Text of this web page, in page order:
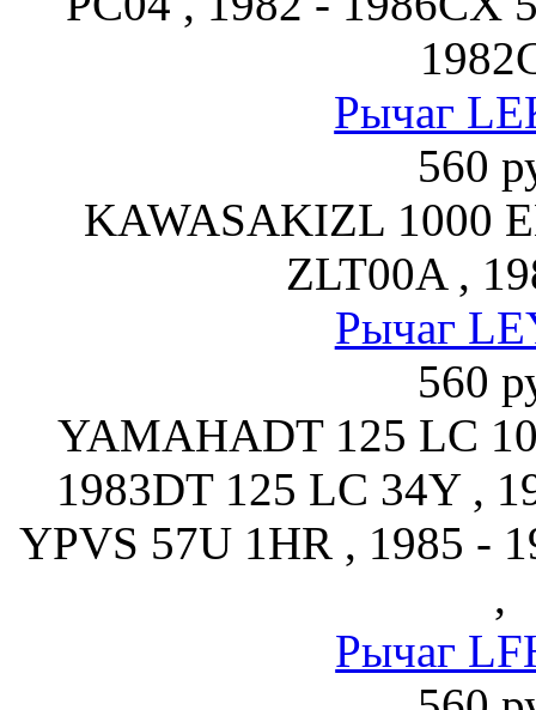
Рычаг
560
KAWASAKIZL 1000
ZLT00A ,
Рычаг
560
YAMAHADT 125 LC
1983DT 125 LC 34Y ,
YPVS 57U 1HR , 1985 -
,
Рычаг